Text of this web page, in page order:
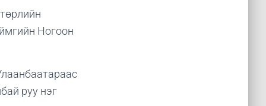
Ногоон
руу нэг